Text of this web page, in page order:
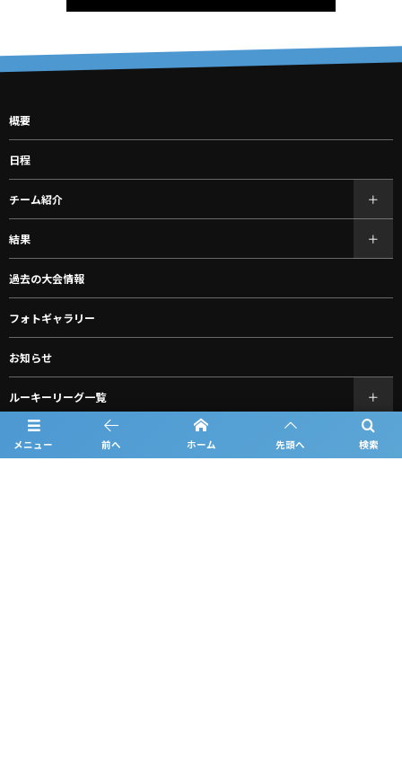
メニュー 検索
前へ ホーム 先頭へ
概要
日程
チーム紹介
結果
過去の大会情報
フォトギャラリー
お知らせ
ルーキーリーグ一覧
お問い合わせ